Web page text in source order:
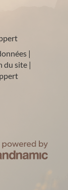
|
du site |